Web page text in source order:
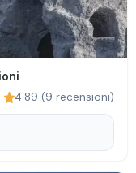
4.89 (9 recensioni)